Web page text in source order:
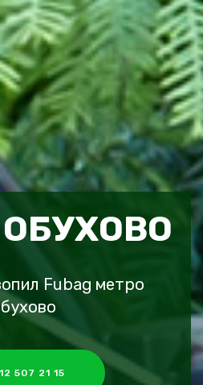
Fubag метро
507 21 15